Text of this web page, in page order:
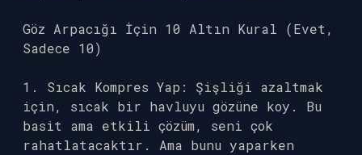
Göz Arpacığı İçin 10 Altın Kural (Evet,
Sadece 10)
1. Sıcak Kompres Yap: Şişliği azaltmak
için, sıcak bir havluyu gözüne koy. Bu
basit ama etkili çözüm, seni çok
rahatlatacaktır. Ama bunu yaparken